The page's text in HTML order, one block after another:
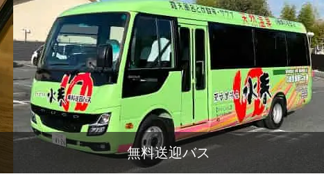
無料送迎バス